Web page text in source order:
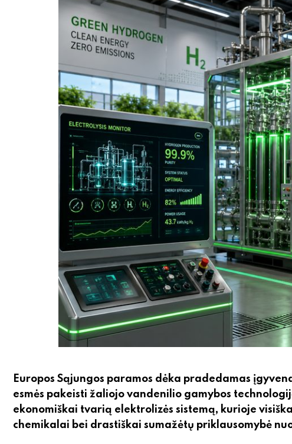
Europos Sąjungos paramos dėka pradedamas
esmės pakeisti žaliojo vandenilio gamybos
ekonomiškai tvarią elektrolizės sistemą, kurioje
chemikalai bei drastiškai sumažėtų priklausomybė